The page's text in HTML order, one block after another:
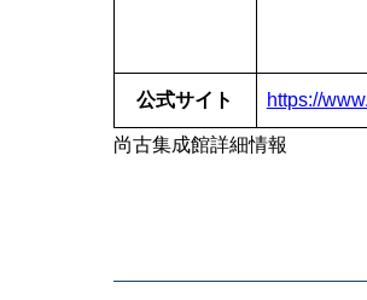
公式サイト https://
尚古集成館詳細情報